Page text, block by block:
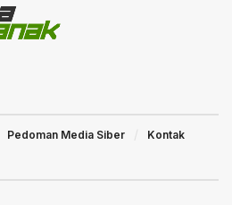
Pedoman Media Siber Kontak